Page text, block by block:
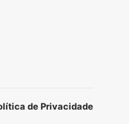
de Privacidade